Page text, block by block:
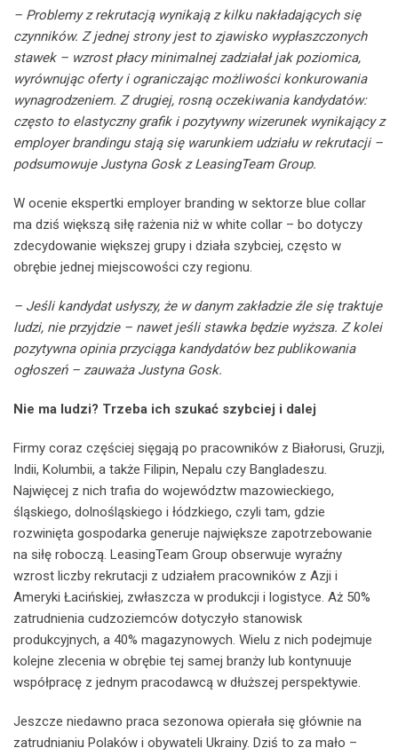
– Problemy z rekrutacją wynikają z kilku nakładających się
czynników. Z jednej strony jest to zjawisko wypłaszczonych
stawek – wzrost płacy minimalnej zadziałał jak poziomica,
wyrównując oferty i ograniczając możliwości konkurowania
wynagrodzeniem. Z drugiej, rosną oczekiwania kandydatów:
często to elastyczny grafik i pozytywny wizerunek wynikający z
employer brandingu stają się warunkiem udziału w rekrutacji –
podsumowuje Justyna Gosk z LeasingTeam Group.
W ocenie ekspertki employer branding w sektorze blue collar
ma dziś większą siłę rażenia niż w white collar – bo dotyczy
zdecydowanie większej grupy i działa szybciej, często w
obrębie jednej miejscowości czy regionu.
– Jeśli kandydat usłyszy, że w danym zakładzie źle się traktuje
ludzi, nie przyjdzie – nawet jeśli stawka będzie wyższa. Z kolei
pozytywna opinia przyciąga kandydatów bez publikowania
ogłoszeń – zauważa Justyna Gosk.
Nie ma ludzi? Trzeba ich szukać szybciej i dalej
Firmy coraz częściej sięgają po pracowników z Białorusi, Gruzji,
Indii, Kolumbii, a także Filipin, Nepalu czy Bangladeszu.
Najwięcej z nich trafia do województw mazowieckiego,
śląskiego, dolnośląskiego i łódzkiego, czyli tam, gdzie
rozwinięta gospodarka generuje największe zapotrzebowanie
na siłę roboczą. LeasingTeam Group obserwuje wyraźny
wzrost liczby rekrutacji z udziałem pracowników z Azji i
Ameryki Łacińskiej, zwłaszcza w produkcji i logistyce. Aż 50%
zatrudnienia cudzoziemców dotyczyło stanowisk
produkcyjnych, a 40% magazynowych. Wielu z nich podejmuje
kolejne zlecenia w obrębie tej samej branży lub kontynuuje
współpracę z jednym pracodawcą w dłuższej perspektywie.
Jeszcze niedawno praca sezonowa opierała się głównie na
zatrudnianiu Polaków i obywateli Ukrainy. Dziś to za mało –